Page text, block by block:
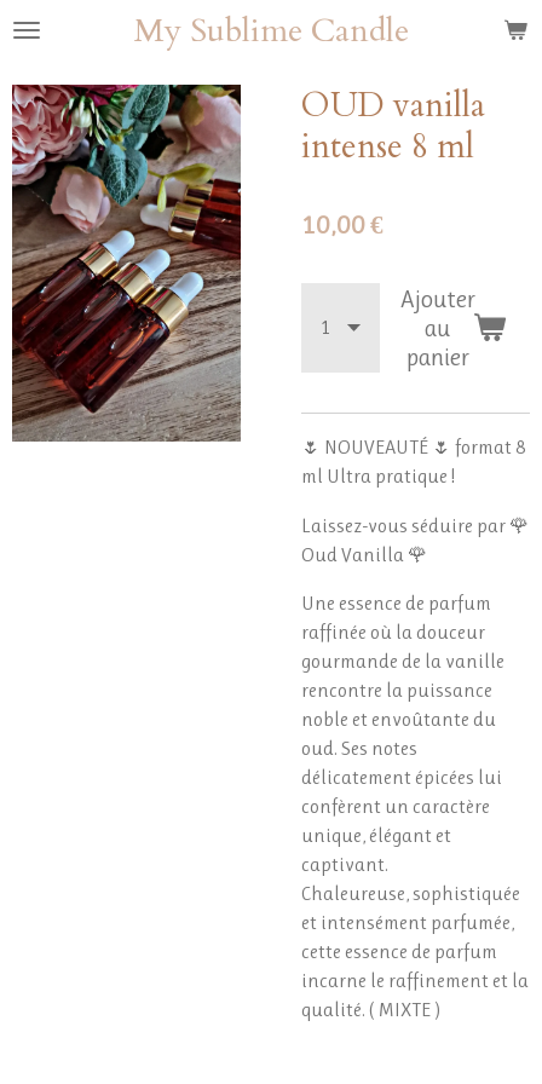
Passer
contenu
principal
My Sublime Candle
OUD vanilla
intense 8 ml
10,00 €
Ajouter
au
panier
🌷 NOUVEAUTÉ 🌷 format 8
ml Ultra pratique !
Laissez-vous séduire par 🌹
Oud Vanilla 🌹
Une essence de parfum
raffinée où la douceur
gourmande de la vanille
rencontre la puissance
noble et envoûtante du
oud. Ses notes
délicatement épicées lui
confèrent un caractère
unique, élégant et
captivant.
Chaleureuse, sophistiquée
et intensément parfumée,
cette essence de parfum
incarne le raffinement et la
qualité. ( MIXTE )